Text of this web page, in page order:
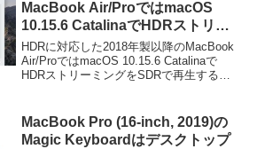
MacBook Air/ProではmacOS
10.15.6 CatalinaでHDRストリー
ミングをSDRで再生することでバ
ッテリー駆動時間を延ばすことが
可能に。
HDRに対応した2018年製以降のMacBook
Air/ProではmacOS 10.15.6 Catalinaで
HDRストリーミングをSDRで再生するこ
から。
MacBook Pro (16-inch, 2019)の
Magic Keyboardはデスクトップ